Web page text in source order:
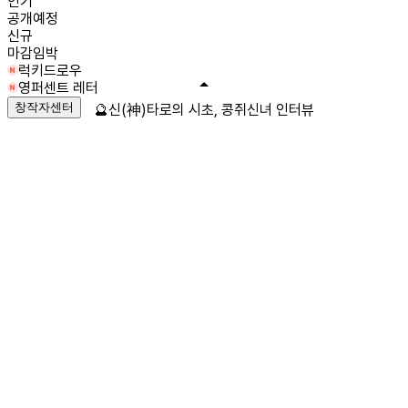
공개예정
신규
마감임박
럭키드로우
영퍼센트 레터
창작자센터 🔮신(神)타로의 시초, 콩쥐신녀 인터뷰